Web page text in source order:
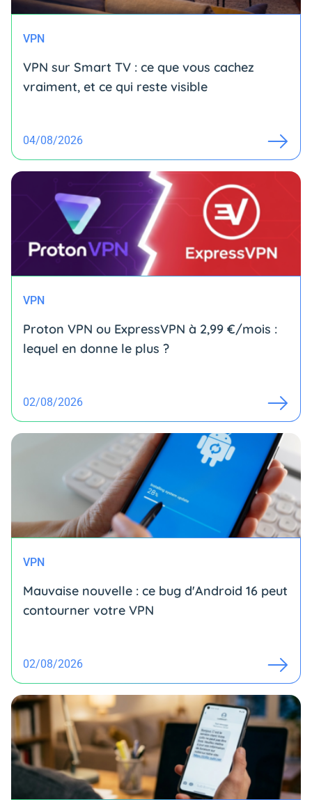
VPN
VPN sur Smart TV : ce que vous cachez
vraiment, et ce qui reste visible
04/08/2026
VPN
Proton VPN ou ExpressVPN à 2,99 €/mois :
lequel en donne le plus ?
02/08/2026
VPN
Mauvaise nouvelle : ce bug d'Android 16 peut
contourner votre VPN
02/08/2026